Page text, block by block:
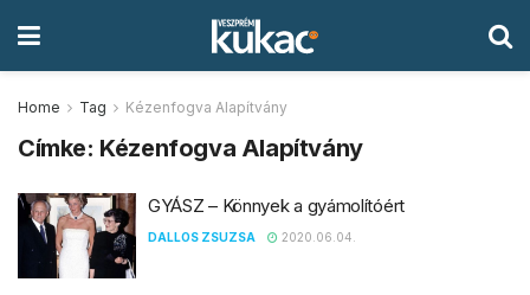
Home Tag Kézenfogva Alapítvány
Címke: Kézenfogva Alapítvány
GYÁSZ – Könnyek a gyámolítóért
DALLOS ZSUZSA 2020.06.04.